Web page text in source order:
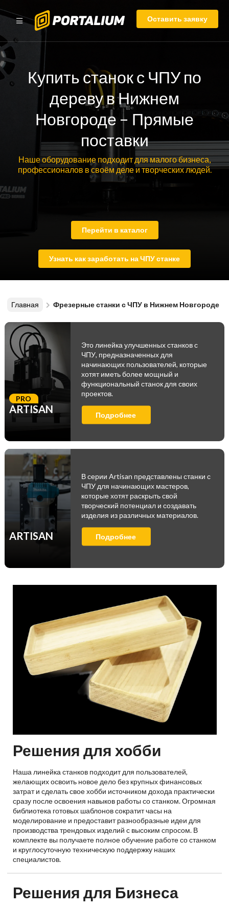
Оставить заявку
Купить станок с ЧПУ по
дереву в Нижнем
Новгороде – Прямые
поставки
Наше оборудование подходит для малого бизнеса,
профессионалов в своём деле и творческих людей.
Перейти в каталог
Узнать как заработать на ЧПУ станке
Главная Фрезерные станки с ЧПУ в Нижнем Новгороде
ARTISAN
PRO
Это линейка улучшенных станков с
ЧПУ, предназначенных для
начинающих пользователей, которые
хотят иметь более мощный и
функциональный станок для своих
проектов.
Подробнее
ARTISAN
В серии Artisan представлены станки с
ЧПУ для начинающих мастеров,
которые хотят раскрыть свой
творческий потенциал и создавать
изделия из различных материалов.
Подробнее
Решения для хобби
Наша линейка станков подходит для пользователей,
желающих освоить новое дело без крупных финансовых
затрат и сделать свое хобби источником дохода практически
сразу после освоения навыков работы со станком. Огромная
библиотека готовых шаблонов сократит часы на
моделирование и предоставит разнообразные идеи для
производства трендовых изделий с высоким спросом. В
комплекте вы получаете полное обучение работе со станком
и круглосуточную техническую поддержку наших
специалистов.
Решения для Бизнеса